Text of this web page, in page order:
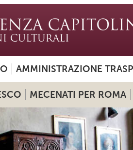
AMMINISTRAZIONE
MECENATI PER ROMA